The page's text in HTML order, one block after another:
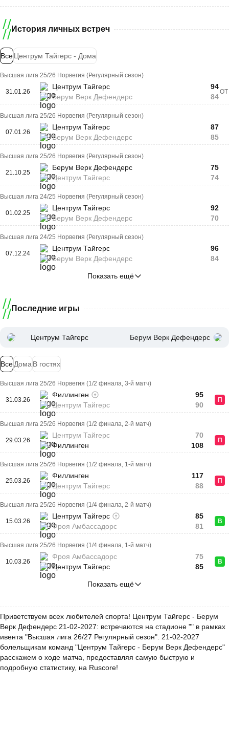
История личных встреч
ВсеЦентрум Тайгерс - Дома
Высшая лига 25/26 Норвегия (Регулярный сезон)
31.01.26
Центрум Тайгерс
Берум Верк Дефендерс
94
84
ОТ
Высшая лига 25/26 Норвегия (Регулярный сезон)
07.01.26
Центрум Тайгерс
Берум Верк Дефендерс
87
85
Высшая лига 25/26 Норвегия (Регулярный сезон)
21.10.25
Берум Верк Дефендерс
Центрум Тайгерс
75
74
Высшая лига 24/25 Норвегия (Регулярный сезон)
01.02.25
Центрум Тайгерс
Берум Верк Дефендерс
92
70
Высшая лига 24/25 Норвегия (Регулярный сезон)
07.12.24
Центрум Тайгерс
Берум Верк Дефендерс
96
84
Показать ещё
Последние игры
Центрум Тайгерс Берум Верк Дефендерс
ВсеДома В гостях
Высшая лига 25/26 Норвегия (1/2 финала, 3-й матч)
31.03.26
Филлинген
Центрум Тайгерс
95
90
П
Высшая лига 25/26 Норвегия (1/2 финала, 2-й матч)
29.03.26
Центрум Тайгерс
Филлинген
70
108
П
Высшая лига 25/26 Норвегия (1/2 финала, 1-й матч)
25.03.26
Филлинген
Центрум Тайгерс
117
88
П
Высшая лига 25/26 Норвегия (1/4 финала, 2-й матч)
15.03.26
Центрум Тайгерс
Фроя Амбассадорс
85
81
В
Высшая лига 25/26 Норвегия (1/4 финала, 1-й матч)
10.03.26
Фроя Амбассадорс
Центрум Тайгерс
75
85
В
Показать ещё
Приветствуем всех любителей спорта! Центрум Тайгерс - Берум
Верк Дефендерс 21-02-2027: встречаются на стадионе "" в рамках
ивента "Высшая лига 26/27 Регулярный сезон". 21-02-2027
болельщикам команд "Центрум Тайгерс - Берум Верк Дефендерс"
расскажем о ходе матча, предоставляя самую быструю и
подробную статистику, на Ruscore!